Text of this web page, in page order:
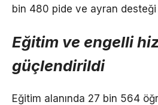
bin 480 pide ve ayran desteği
Eğitim ve engelli
güçlendirildi
Eğitim alanında 27 bin 564